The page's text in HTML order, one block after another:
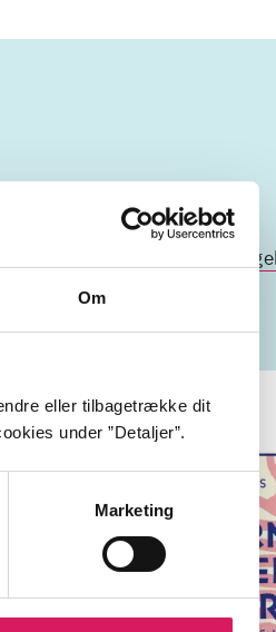
Om
eller tilbagetrække dit
under ”Detaljer”.
Marketing